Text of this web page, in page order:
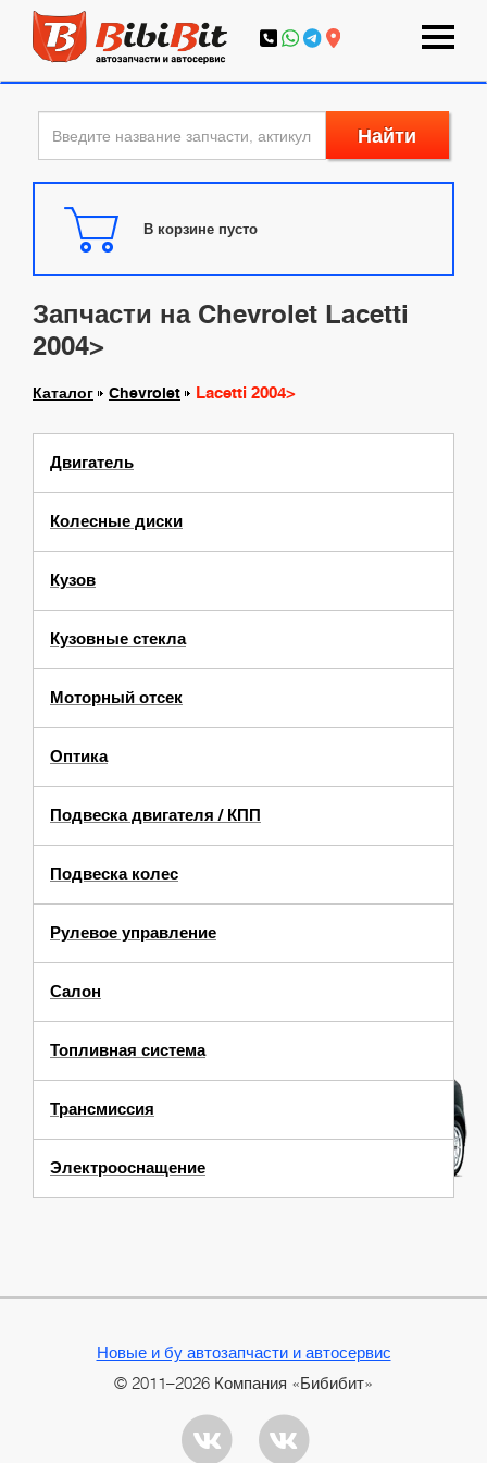
Найти
В корзине пусто
Запчасти на Chevrolet Lacetti
2004>
Каталог Chevrolet Lacetti 2004>
Двигатель
Колесные диски
Кузов
Кузовные стекла
Моторный отсек
Оптика
Подвеска двигателя / КПП
Подвеска колес
Рулевое управление
Салон
Топливная система
Трансмиссия
Электрооснащение
Новые и бу автозапчасти и автосервис
© 2011–2026 Компания «Бибибит»